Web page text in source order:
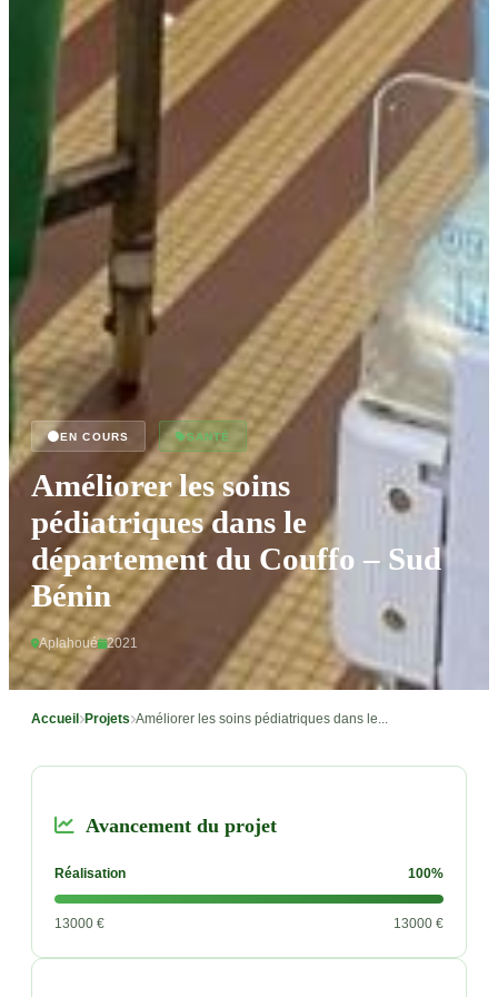
EN COURS SANTÉ
Améliorer les soins
pédiatriques dans le
département du Couffo – Sud
Bénin
Aplahoué 2021
Accueil Projets Améliorer les soins pédiatriques dans le...
Avancement du projet
Réalisation 100%
13000 € 13000 €